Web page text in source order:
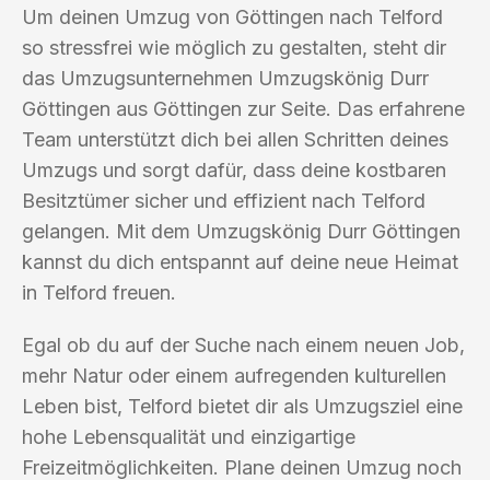
Um deinen Umzug von Göttingen nach Telford
so stressfrei wie möglich zu gestalten, steht dir
das Umzugsunternehmen Umzugskönig Durr
Göttingen aus Göttingen zur Seite. Das erfahrene
Team unterstützt dich bei allen Schritten deines
Umzugs und sorgt dafür, dass deine kostbaren
Besitztümer sicher und effizient nach Telford
gelangen. Mit dem Umzugskönig Durr Göttingen
kannst du dich entspannt auf deine neue Heimat
in Telford freuen.
Egal ob du auf der Suche nach einem neuen Job,
mehr Natur oder einem aufregenden kulturellen
Leben bist, Telford bietet dir als Umzugsziel eine
hohe Lebensqualität und einzigartige
Freizeitmöglichkeiten. Plane deinen Umzug noch